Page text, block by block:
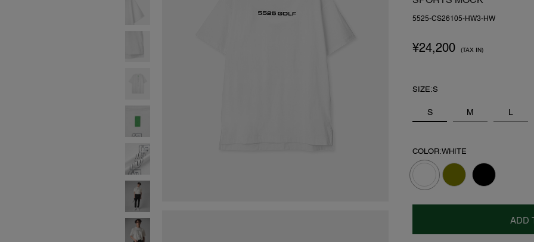
5525-CS26105-HW3-HW
¥24,200 (TAX IN)
SIZE:S
S M L
COLOR:WHITE
ADD